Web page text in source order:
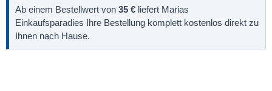
Ab einem Bestellwert von 35 € liefert Marias
Einkaufsparadies Ihre Bestellung komplett kostenlos direkt zu
Ihnen nach Hause.